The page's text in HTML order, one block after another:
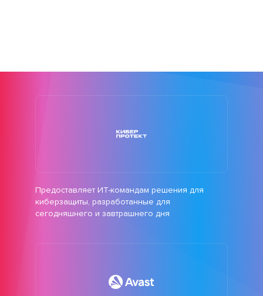
Предоставляет ИТ-командам решения для
киберзащиты, разработанные для
сегодняшнего и завтрашнего дня